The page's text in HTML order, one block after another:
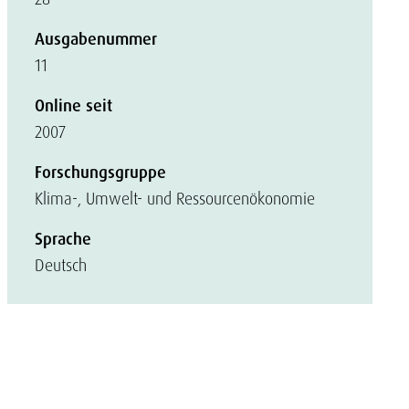
Ausgabenummer
11
Online seit
2007
Forschungsgruppe
Klima-, Umwelt- und Ressourcenökonomie
Sprache
Deutsch